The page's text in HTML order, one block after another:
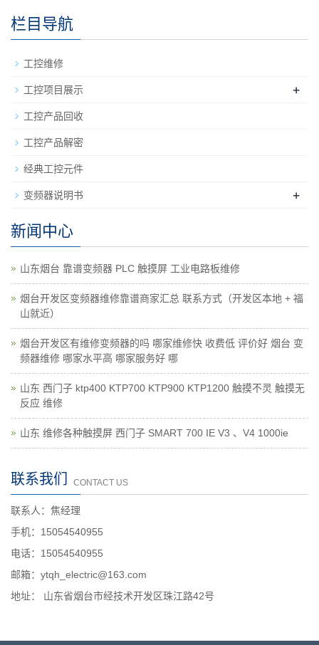
栏目导航
工控维修
工控项目展示 +
工控产品回收
工控产品解密
经典工控元件
变频器说明书 +
新闻中心
山东烟台 靠谱变频器 PLC 触摸屏 工业电路板维修
烟台开发区变频器维修靠谱商家汇总 联系方式（开发区本地 + 福
山就近）
烟台开发区有维修变频器的吗 哪家维修快 收费低 评价好 烟台 变
频器维修 哪家水平高 哪家服务好 哪
山东 西门子 ktp400 KTP700 KTP900 KTP1200 触摸不灵 触摸无
反应 维修
山东 维修各种触摸屏 西门子 SMART 700 IE V3 、V4 1000ie
联系我们 CONTACT US
联系人：焦经理
手机：15054540955
电话：15054540955
邮箱：ytqh_electric@163.com
地址： 山东省烟台市经技术开发区珠江路42号